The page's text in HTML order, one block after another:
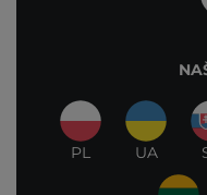
PL UA